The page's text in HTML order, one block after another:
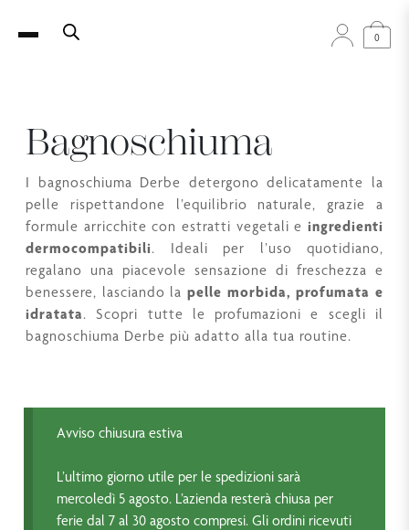
0
Bagnoschiuma
I bagnoschiuma Derbe detergono delicatamente la
pelle rispettandone l’equilibrio naturale, grazie a
formule arricchite con estratti vegetali e ingredienti
dermocompatibili. Ideali per l’uso quotidiano,
regalano una piacevole sensazione di freschezza e
benessere, lasciando la pelle morbida, profumata e
idratata. Scopri tutte le profumazioni e scegli il
bagnoschiuma Derbe più adatto alla tua routine.
Avviso chiusura estiva
L’ultimo giorno utile per le spedizioni sarà
mercoledì 5 agosto. L’azienda resterà chiusa per
ferie dal 7 al 30 agosto compresi. Gli ordini ricevuti